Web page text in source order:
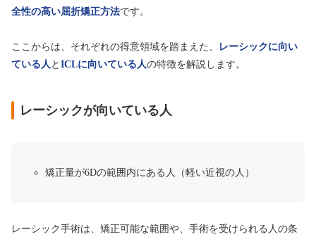
全性の高い屈折矯正方法です。
ここからは、それぞれの得意領域を踏まえた、
レーシックに向い
ている人 と ICLに向いている人の特徴を解説します。
レーシックが向いている人
矯正量が6Dの範囲内にある人（軽い近視の人）
レーシック手術は、矯正可能な範囲や、手術を受けられる人の条